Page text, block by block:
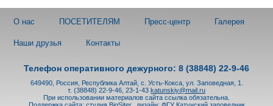
О нас ПОСЕТИТЕЛЯМ Пресс-центр Галерея
Наши друзья Контакты
Телефон оперативного дежурного: 8 (38848) 22-9-46
649490, Россия, Республика Алтай, с. Усть-Кокса, ул. Заповедная, 1.
т. (38848) 22-9-46, 23-1-43 katunskiy@mail.ru
При использовании материалов сайта ссылка обязательна.